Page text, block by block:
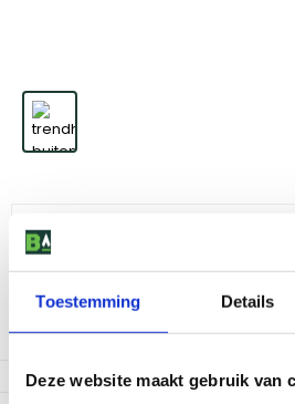
Toestemming Details
Deze website maakt gebruik van
Trendhout Buitenkeuken BUFFET
299,-
Niet op voorraad